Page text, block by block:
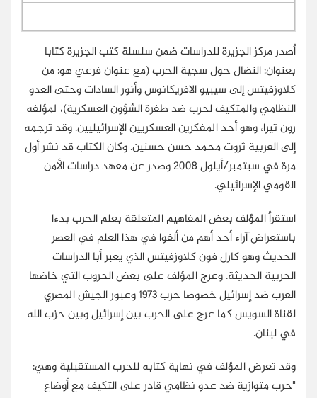
أصدر مركز الجزيرة للدراسات ضمن سلسلة كتب الجزيرة كتابا
بعنوان: النضال حول سجية الحرب (مع عنوان فرعي هو: من
كلاوزفيتس إلى سيبيو الافريكانوس وأنور السادات وحتى العدو
النظامي والمتكيف لحرب ضد طفرة الشؤون العسكرية)، لمؤلفه
رون تيرا، وهو أحد المفكرين العسكريين الإسرائيليين. وقد ترجمه
إلى العربية ثروت محمد حسن حسنين. وكان الكتاب قد نشر أول
مرة في سبتمبر/أيلول 2008 وصدر عن معهد دراسات الأمن
القومي الإسرائيلي.
استقرأ المؤلف بعض المفاهيم المتعلقة بعلم الحرب بدءا
باستعراض آراء أحد أهم من ألفوا في هذا العلم في العصر
الحديث وهو كارل فون كلاوزفيتس الذي يعبر أبا الدراسات
الحربية الحديثة. وعرج المؤلف على بعض الحروب التي خاضها
العرب ضد إسرائيل خصوصا حرب 1973 وعبور الجيش المصري
لقناة السويس كما عرج على الحرب بين إسرائيل وبين حزب الله
في لبنان.
وقد تعرض المؤلف في نهاية كتابه للحرب المستقبلية وهي:
"حرب متوازية ضد عدو نظامي قادر على التكيف مع أوضاع